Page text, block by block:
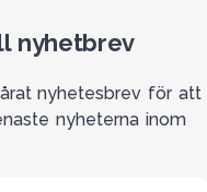
nyhetbrev
nyhetesbrev för att
nyheterna inom